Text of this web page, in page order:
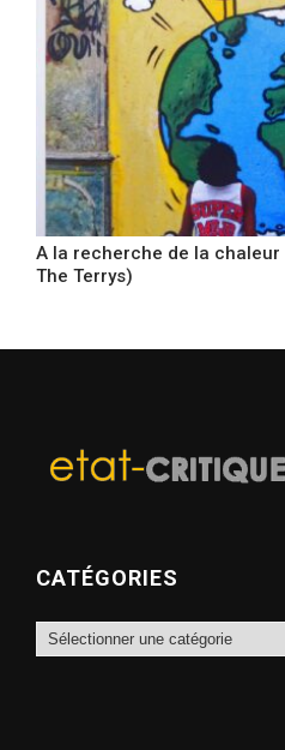
A la recherche de la chaleur
The Terrys)
CATÉGORIES
Catégories